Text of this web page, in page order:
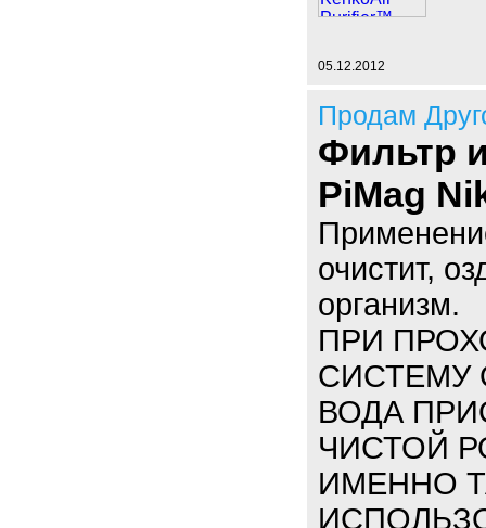
05.12.2012
Продам
Фильтр
PiMag
очистит,
организм.
ПРИ
СИСТЕМУ
ВОДА
ЧИСТОЙ
ИМЕННО